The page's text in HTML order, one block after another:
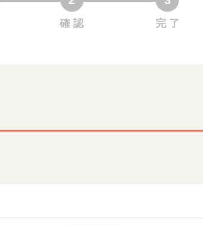
確 認 完 了